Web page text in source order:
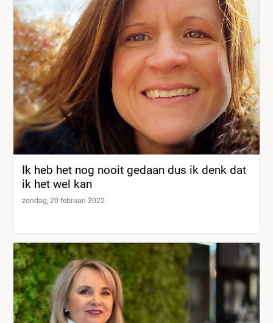
Ik heb het nog nooit gedaan dus ik denk dat
ik het wel kan
zondag, 20 februari 2022